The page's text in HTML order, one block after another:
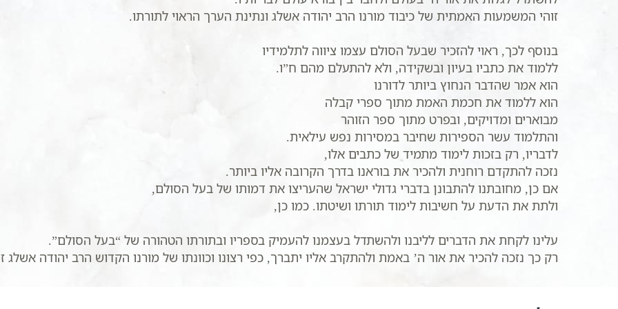
זוהי המשמעות האמתית של כיבוד מורנו הרב יהודה אשלג ונתינת הערך הראוי לתורתו.
בנוסף לכך, ראוי להזכיר שבעל הסולם עצמו ציווה לתלמידיו
ללמוד את כתביו בעיון ובשקידה, ולא להתעלם מהם ח”ו.
הוא אמר שהדבר הנחוץ ביותר לדורנו
הוא ללמוד את חכמת האמת מתוך ספרי קבלה
מבוארים ומדויקים, ובפרט מתוך ספר הזוהר
והתלמוד עשר הספירות שחיבר במסירות נפש עילאית.
לדבריו, רק בזכות לימוד מתמיד של כתבים אלו,
נזכה להתקדם רוחנית ולהכיר את בוראנו בדרך הקרובה אליו ביותר.
אם כן, מחובתנו להתבונן בדברי גדולי ישראל שהעריצו את דמותו של בעל הסולם,
ולתת את הדעת על חשיבות לימוד תורתו ושיטתו. כמו כן,
עלינו לקחת את הדברים לליבנו ולהשתדל בעצמנו להעמיק בספריו ובתורתו הטהורה של “בעל הסולם”.
רק כך נזכה להכיר את אור ה’ באמת ולהתקרב אליו יתברך, כפי רצונו וכוונתו של מורנו הקדוש הרב יהודה אשלג